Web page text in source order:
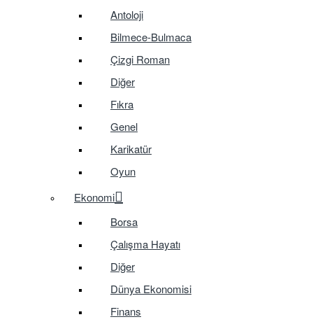
Antoloji
Bilmece-Bulmaca
Çizgi Roman
Diğer
Fıkra
Genel
Karikatür
Oyun
Ekonomi
Borsa
Çalışma Hayatı
Diğer
Dünya Ekonomisi
Finans